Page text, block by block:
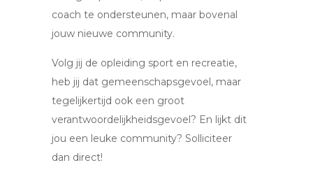
coach te ondersteunen, maar bovenal
jouw nieuwe community.
Volg jij de opleiding sport en recreatie,
heb jij dat gemeenschapsgevoel, maar
tegelijkertijd ook een groot
verantwoordelijkheidsgevoel? En lijkt dit
jou een leuke community? Solliciteer
dan direct!